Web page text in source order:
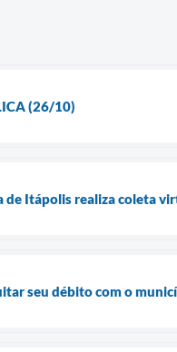
(26/10)
Itápolis realiza coleta
seu débito com o